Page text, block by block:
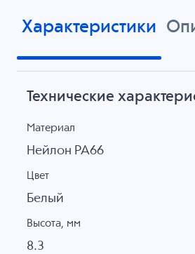
Характеристики
Технические
Материал
Нейлон PA66
Цвет
Белый
Высота, мм
8.3